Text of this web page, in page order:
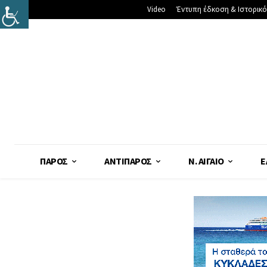
Video Έντυπη έδκοση &
ΠΆΡΟΣ ΑΝΤΊΠΑΡΟΣ Ν. ΑΙΓΑΊΟ